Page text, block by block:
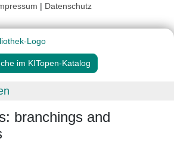
| Datenschutz
im KITopen-Katalog
branchings and